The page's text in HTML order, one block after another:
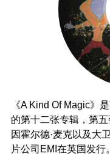
《A Kind Of Magic》
的第十二张专辑， 第五
因霍尔德·麦克以及大
片公司EMI在英国发行。